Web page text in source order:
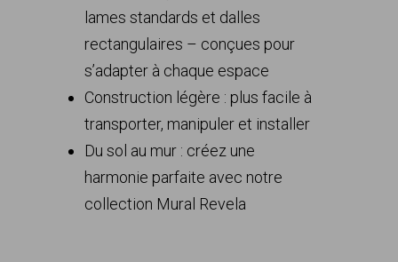
lames standards et dalles
rectangulaires – conçues pour
s’adapter à chaque espace
Construction légère : plus facile à
transporter, manipuler et installer
Du sol au mur : créez une
harmonie parfaite avec notre
collection Mural Revela